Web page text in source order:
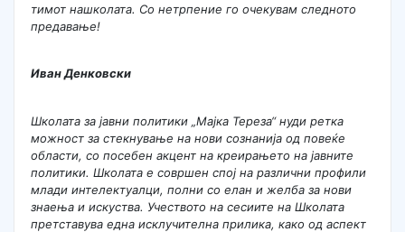
тимот нашколата. Со нетрпение го очекувам следното
предавање!
Иван Денковски
Школата за јавни политики „Мајка Тереза“ нуди ретка
можност за стекнување на нови сознанија од повеќе
области, со посебен акцент на креирањето на јавните
политики. Школата е совршен спој на различни профили
млади интелектуалци, полни со елан и желба за нови
знаења и искуства. Учеството на сесиите на Школата
претставува една исклучителна прилика, како од аспект